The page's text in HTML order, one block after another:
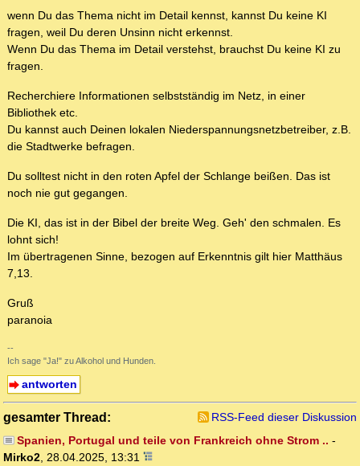
wenn Du das Thema nicht im Detail kennst, kannst Du keine KI
fragen, weil Du deren Unsinn nicht erkennst.
Wenn Du das Thema im Detail verstehst, brauchst Du keine KI zu
fragen.
Recherchiere Informationen selbstständig im Netz, in einer
Bibliothek etc.
Du kannst auch Deinen lokalen Niederspannungsnetzbetreiber, z.B.
die Stadtwerke befragen.
Du solltest nicht in den roten Apfel der Schlange beißen. Das ist
noch nie gut gegangen.
Die KI, das ist in der Bibel der breite Weg. Geh' den schmalen. Es
lohnt sich!
Im übertragenen Sinne, bezogen auf Erkenntnis gilt hier Matthäus
7,13.
Gruß
paranoia
--
Ich sage "Ja!" zu Alkohol und Hunden.
antworten
gesamter Thread:
RSS-Feed dieser Diskussion
Spanien, Portugal und teile von Frankreich ohne Strom .. -
Mirko2, 28.04.2025, 13:31